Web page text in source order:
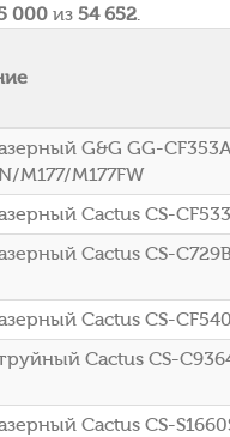
000 из 54 652.
G&G GG-
M177/M177FW
Cactus CS-
Cactus CS-
Cactus CS-
Cactus CS-
Cactus CS-